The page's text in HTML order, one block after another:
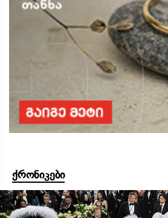
ქრონიკები